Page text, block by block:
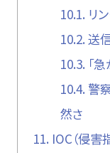
10.1. リ
10.2. 送
10.3. 「
10.4. 警
然さ
11. IOC（侵害